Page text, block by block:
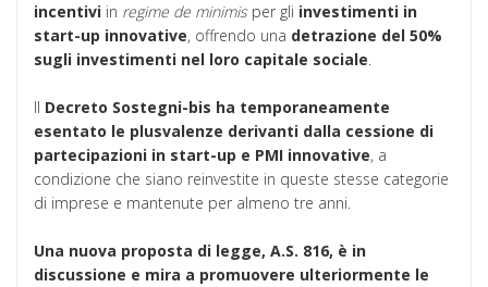
incentivi in regime de minimisper gli investimenti in
start-up innovative, offrendo una detrazione del 50%
sugli investimenti nel loro capitale sociale.
Il Decreto Sostegni-bis ha temporaneamente
esentato le plusvalenze derivanti dalla cessione di
partecipazioni in start-up e PMI innovative, a
condizione che siano reinvestite in queste stesse categorie
di imprese e mantenute per almeno tre anni.
Una nuova proposta di legge, A.S. 816, è in
discussione e mira a promuovere ulteriormente le